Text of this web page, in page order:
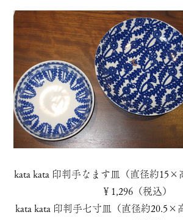
kata kata 印判手なます皿（直径約
￥1,296（税込）
kata kata 印判手七寸皿（直径約